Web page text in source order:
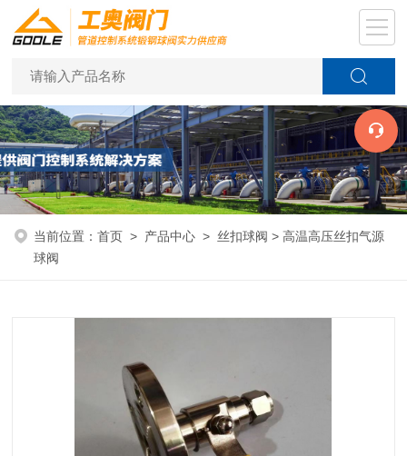
当前位置：首页 > 产品中心 > 丝扣球阀 > 高温高压丝扣气源
球阀